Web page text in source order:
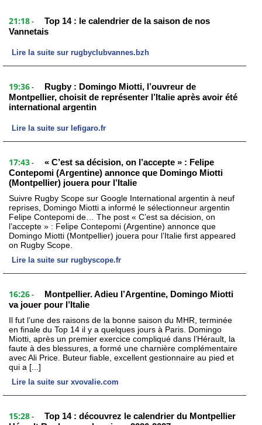
21:18 -
Top 14 : le calendrier de la saison de nos
Vannetais
Lire la suite sur rugbyclubvannes.bzh
19:36 -
Rugby : Domingo Miotti, l’ouvreur de
Montpellier, choisit de représenter l’Italie après avoir été
international argentin
Lire la suite sur lefigaro.fr
17:43 -
« C’est sa décision, on l’accepte » : Felipe
Contepomi (Argentine) annonce que Domingo Miotti
(Montpellier) jouera pour l’Italie
Suivre Rugby Scope sur Google International argentin à neuf
reprises, Domingo Miotti a informé le sélectionneur argentin
Felipe Contepomi de… The post « C’est sa décision, on
l’accepte » : Felipe Contepomi (Argentine) annonce que
Domingo Miotti (Montpellier) jouera pour l’Italie first appeared
on Rugby Scope.
Lire la suite sur rugbyscope.fr
16:26 -
Montpellier. Adieu l’Argentine, Domingo Miotti
va jouer pour l’Italie
Il fut l’une des raisons de la bonne saison du MHR, terminée
en finale du Top 14 il y a quelques jours à Paris. Domingo
Miotti, après un premier exercice compliqué dans l’Hérault, la
faute à des blessures, a formé une charnière complémentaire
avec Ali Price. Buteur fiable, excellent gestionnaire au pied et
qui a [...]
Lire la suite sur xvovalie.com
15:28 -
Top 14 : découvrez le calendrier du Montpellier